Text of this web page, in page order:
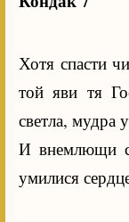
Хотя спасти
той яви тя
светла, мудра
И внемлющи
умилися